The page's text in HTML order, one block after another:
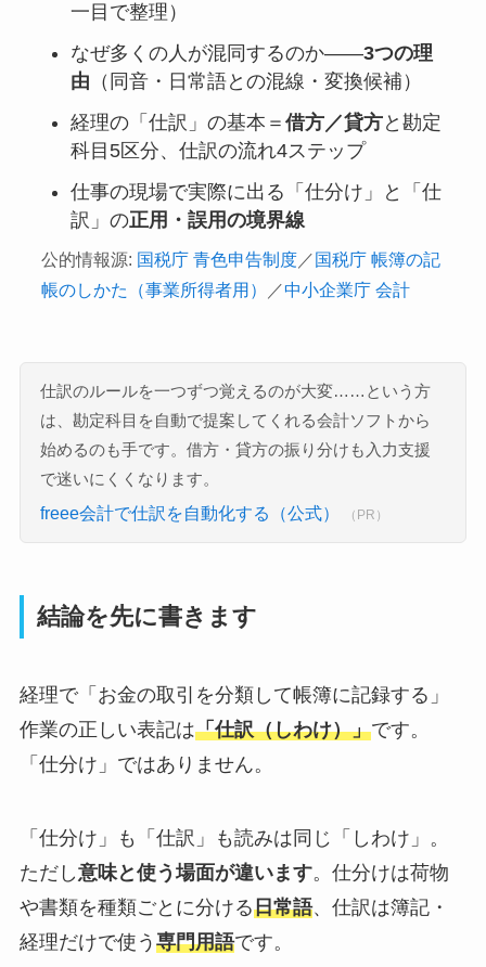
一目で整理）
なぜ多くの人が混同するのか――3つの理
由 （同音・日常語との混線・変換候補）
経理の「仕訳」の基本＝ 借方／貸方と勘定
科目5区分、仕訳の流れ4ステップ
仕事の現場で実際に出る「仕分け」と「仕
訳」の正用・誤用の境界線
公的情報源: 国税庁 青色申告制度／ 国税庁 帳簿の記
帳のしかた（事業所得者用）
／中小企業庁 会計
仕訳のルールを一つずつ覚えるのが大変……という方
は、勘定科目を自動で提案してくれる会計ソフトから
始めるのも手です。借方・貸方の振り分けも入力支援
で迷いにくくなります。
freee会計で仕訳を自動化する（公式） （PR）
結論を先に書きます
経理で「お金の取引を分類して帳簿に記録する」
作業の正しい表記は「仕訳（しわけ）」です。
「仕分け」ではありません。
「仕分け」も「仕訳」も読みは同じ「しわけ」。
ただし意味と使う場面が違います。仕分けは荷物
や書類を種類ごとに分ける日常語、仕訳は簿記・
経理だけで使う 専門用語です。